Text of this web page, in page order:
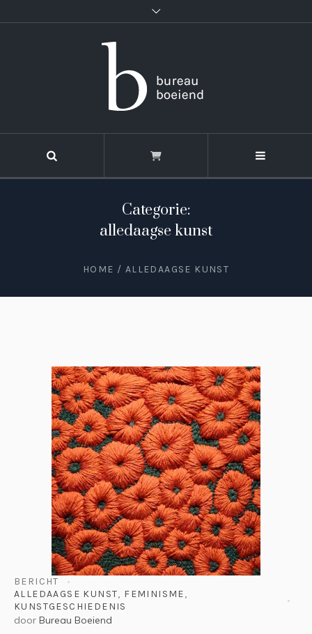
Categorie:
alledaagse kunst
HOME / ALLEDAAGSE KUNST
BERICHT
ALLEDAAGSE KUNST, FEMINISME,
KUNSTGESCHIEDENIS
door Bureau Boeiend